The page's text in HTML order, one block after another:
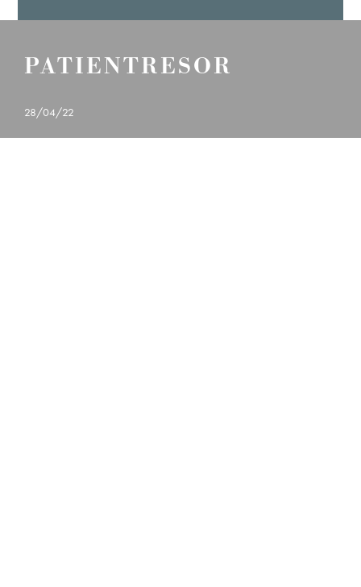
PATIENTRESOR
28/04/22